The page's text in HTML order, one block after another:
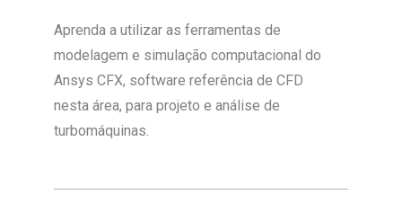
Aprenda a utilizar as ferramentas de
modelagem e simulação computacional do
Ansys CFX, software referência de CFD
nesta área, para projeto e análise de
turbomáquinas.